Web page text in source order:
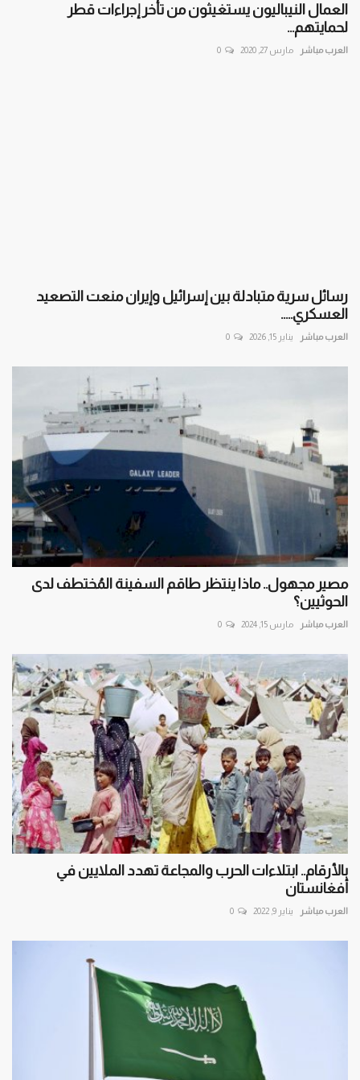
العمال النيباليون يستغيثون من تأخر إجراءات قطر
لحمايتهم...
العرب مباشر مارس 27, 2020 0
رسائل سرية متبادلة بين إسرائيل وإيران منعت التصعيد
العسكري.....
العرب مباشر يناير 15, 2026 0
مصير مجهول.. ماذا ينتظر طاقم السفينة المُختطف لدى
الحوثيين؟
العرب مباشر مارس 15, 2024 0
بالأرقام.. ابتلاءات الحرب والمجاعة تهدد الملايين في
أفغانستان
العرب مباشر يناير 9, 2022 0